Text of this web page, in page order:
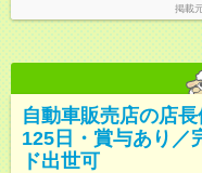
掲載
自動車販売店の店
125日・賞与あり／
ド出世可